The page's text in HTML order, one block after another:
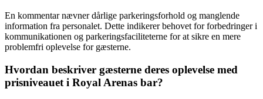
En kommentar nævner dårlige parkeringsforhold og manglende
information fra personalet. Dette indikerer behovet for forbedringer i
kommunikationen og parkeringsfaciliteterne for at sikre en mere
problemfri oplevelse for gæsterne.
Hvordan beskriver gæsterne deres oplevelse med
prisniveauet i Royal Arenas bar?